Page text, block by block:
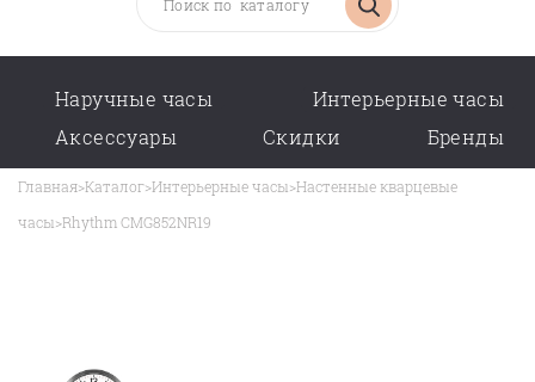
Наручные часы
Интерьерные часы
Аксессуары
Скидки Бренды
Главная>Каталог>Интерьерные часы>Настенные кварцевые
часы>Rhythm CMG852NR19